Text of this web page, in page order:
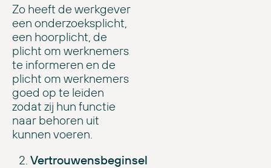
Zo heeft de werkgever
een onderzoeksplicht,
een hoorplicht, de
plicht om werknemers
te informeren en de
plicht om werknemers
goed op te leiden
zodat zij hun functie
naar behoren uit
kunnen voeren.
Vertrouwensbeginsel